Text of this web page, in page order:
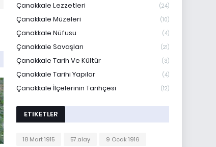
Çanakkale Lezzetleri (24)
Çanakkale Müzeleri (10)
Çanakkale Nüfusu (4)
Çanakkale Savaşları (21)
Çanakkale Tarih Ve Kültür (3)
Çanakkale Tarihi Yapılar (4)
Çanakkale İlçelerinin Tarihçesi (12)
ETIKETLER
18 Mart 1915 57.alay
9 Ocak 1916